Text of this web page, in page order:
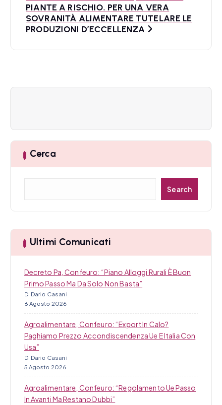
n
a
r
t
o
PIANTE A RISCHIO. PER UNA VERA
SOVRANITÀ ALIMENTARE TUTELARE LE
PRODUZIONI D’ECCELLENZA
Cerca
a
Search
Ultimi Comunicati
Decreto Pa, Confeuro: “Piano Alloggi Rurali È Buon
Primo Passo Ma Da Solo Non Basta”
Di Dario Casani
6 Agosto 2026
Agroalimentare, Confeuro: “Export In Calo?
Paghiamo Prezzo Accondiscendenza Ue E Italia Con
Usa”
Di Dario Casani
5 Agosto 2026
Agroalimentare, Confeuro: “Regolamento Ue Passo
In Avanti Ma Restano Dubbi”